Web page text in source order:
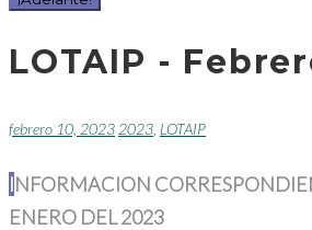
LOTAIP -
febrero 10, 2023 2023 LOTAIP
INFORMACION CORRESPONDIENTE AL MES DE
ENERO DEL 2023